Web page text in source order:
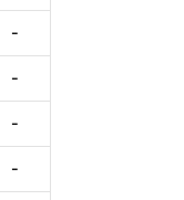
-
-
-
-